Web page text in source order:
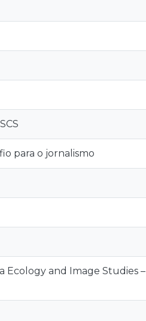
para o jornalismo
Ecology and Image Studies